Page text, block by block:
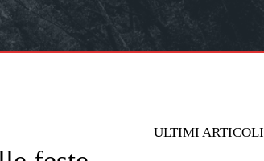
ULTIMI ARTICOLI